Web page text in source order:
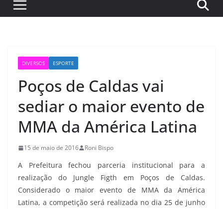
DIVERSOS ESPORTE
Poços de Caldas vai
sediar o maior evento de
MMA da América Latina
15 de maio de 2016 Roni Bispo
A Prefeitura fechou parceria institucional para a
realização do Jungle Figth em Poços de Caldas.
Considerado o maior evento de MMA da América
Latina, a competição será realizada no dia 25 de junho